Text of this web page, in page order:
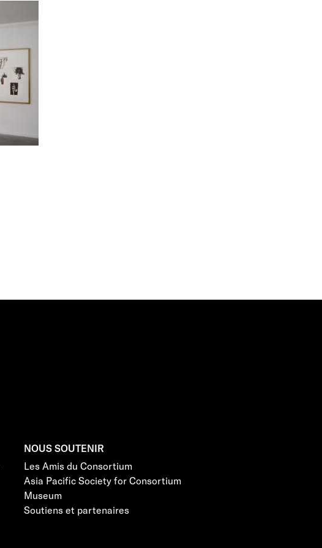
NOUS SOUTENIR
Les Amis du Consortium
Asia Pacific Society for Consortium
Museum
Soutiens et partenaires